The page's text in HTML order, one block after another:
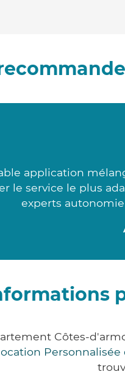
application
le service le plus
experts
Côtes-